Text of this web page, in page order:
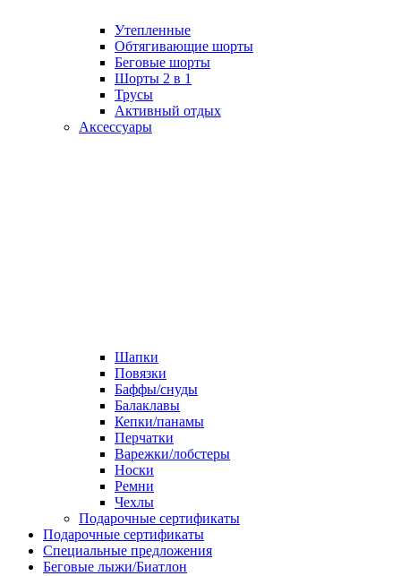
Утепленные
Обтягивающие шорты
Беговые шорты
Шорты 2 в 1
Трусы
Активный отдых
Аксессуары
Шапки
Повязки
Баффы/снуды
Балаклавы
Кепки/панамы
Перчатки
Варежки/лобстеры
Носки
Ремни
Чехлы
Подарочные сертификаты
Подарочные сертификаты
Специальные предложения
Беговые лыжи/Биатлон